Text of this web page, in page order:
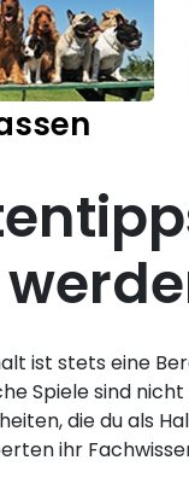
ist stets eine
Spiele sind
die du als
ihr